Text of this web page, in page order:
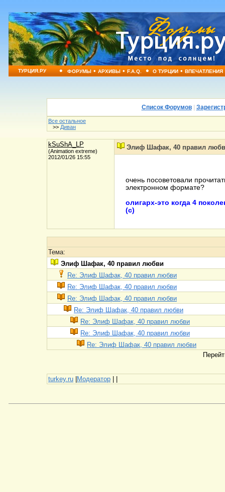
ТУРЦИЯ.РУ • ФОРУМЫ•АРХИВЫ•F.A.Q. • О ТУРЦИИ•ВПЕЧАТЛЕНИЯ
Список Форумов|
Все остальное
>> Диван
kSuShA_LP
(Animation extreme)
2012/01/26 15:55
Элиф Шафак, 40 правил
очень посоветовали
электронном формате?
олигарх-это когда 4
(с)
Тема:
Элиф Шафак, 40 правил любви
Re: Элиф Шафак, 40 правил любви
Re: Элиф Шафак, 40 правил любви
Re: Элиф Шафак, 40 правил любви
Re: Элиф Шафак, 40 правил любви
Re: Элиф Шафак, 40 правил любви
Re: Элиф Шафак, 40 правил любви
Re: Элиф Шафак, 40 правил любви
turkey.ru |Модератор | |